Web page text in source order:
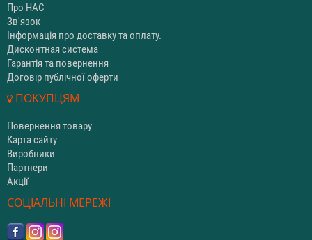
Про НАС
Зв'язок
Інформація про доставку та оплату.
Дисконтная система
Гарантія та повернення
Договір публічної оферти
ПОКУПЦЯМ
Повернення товару
Карта сайту
Виробники
Партнери
Акції
СОЦІАЛЬНІ МЕРЕЖІ